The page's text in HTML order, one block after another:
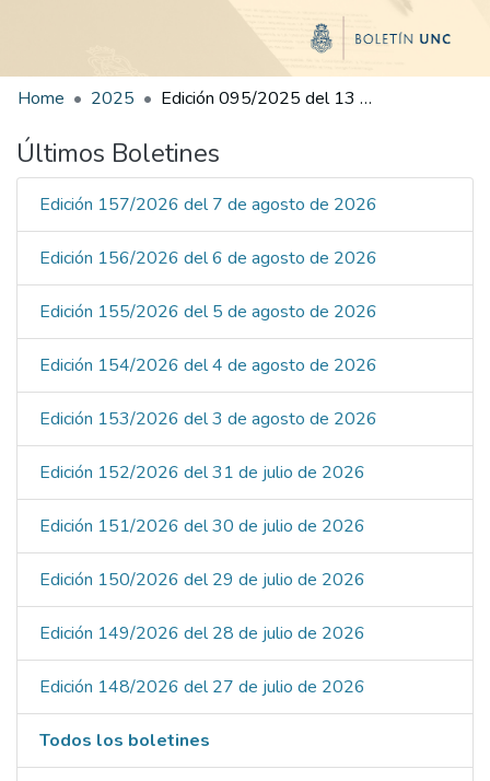
Home 2025 Edición 095/2025 del 13 de noviembre de 2025
Últimos Boletines
Edición 157/2026 del 7 de agosto de 2026
Edición 156/2026 del 6 de agosto de 2026
Edición 155/2026 del 5 de agosto de 2026
Edición 154/2026 del 4 de agosto de 2026
Edición 153/2026 del 3 de agosto de 2026
Edición 152/2026 del 31 de julio de 2026
Edición 151/2026 del 30 de julio de 2026
Edición 150/2026 del 29 de julio de 2026
Edición 149/2026 del 28 de julio de 2026
Edición 148/2026 del 27 de julio de 2026
Todos los boletines